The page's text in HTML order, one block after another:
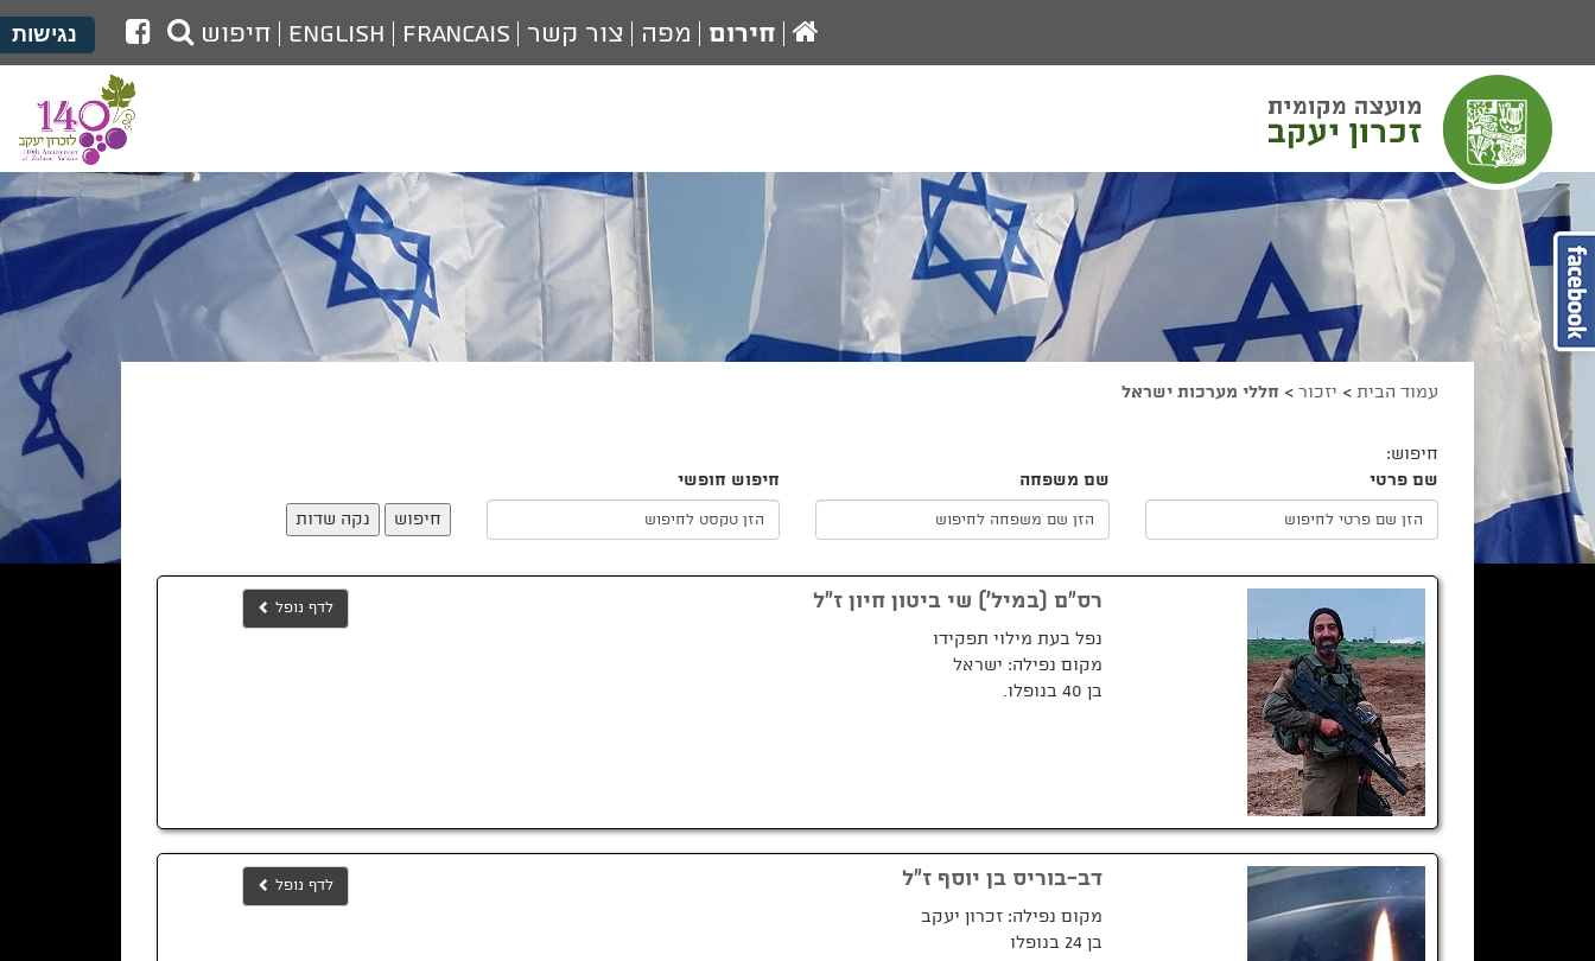
הגדל גודל פונט
הקטן גודל פונט
מצב ניגודיות גבוהה
מצב ניגודיות נמוכה
הצג קישורים
הצהרת נגישות
נגישות
עמוד
הבית
חירום מפה צור קשר Francais
English חיפוש
לעמוד
הפייסבוק
של
מועצת
זכרון
יעקב
עמוד הבית > יזכור > חללי מערכות ישראל
חיפוש:
שם פרטי
שם משפחה
חיפוש חופשי
נקה שדות
רס"ם (במיל') שי ביטון חיון ז"ל
נפל בעת מילוי תפקידו
מקום נפילה: ישראל
בן 40 בנופלו.
לדף נופל
דב-בוריס בן יוסף ז"ל
מקום נפילה: זכרון יעקב
בן 24 בנופלו
לדף נופל